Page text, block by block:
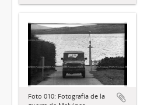
Foto 010: Fotografía de la